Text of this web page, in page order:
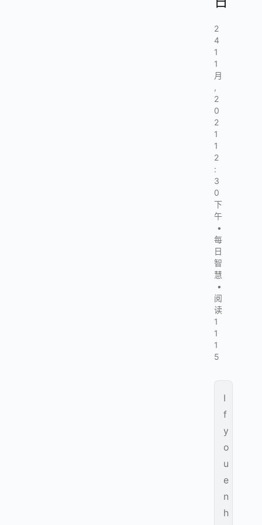
2
4
1
1
月
,
2
0
2
1
1
2
:
3
0
下
午
•
每
日
智
慧
•
阅
读
1
1
1
5
I
f
y
o
u
e
n
h